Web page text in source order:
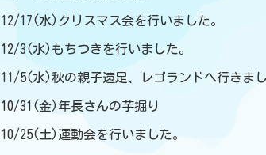
12/17(水)クリスマス会を行いました。
12/3(水)もちつきを行いました。
11/5(水)秋の親子遠足、レゴランドへ行きまし
10/31(金)年長さんの芋掘り
10/25(土)運動会を行いました。